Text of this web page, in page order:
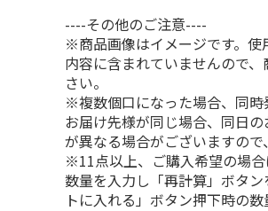
----その他のご注意----
※商品画像はイメージです。
内容に含まれていませんので
さい。
※複数個口になった場合、同
お届け先様が同じ場合、同日
が異なる場合がございますので
※11点以上、ご購入希望の場
数量を入力し「再計算」ボタ
トに入れる」ボタン押下時の数